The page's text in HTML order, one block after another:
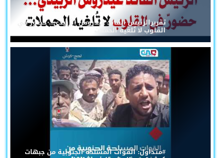
تقريرالرئيس القائد عيدروس الزُبيدي... حضورٌ في
القلوب لا تُلغيه الحملات
#متداول: القوات المسلحة الجنوبية من جبهات